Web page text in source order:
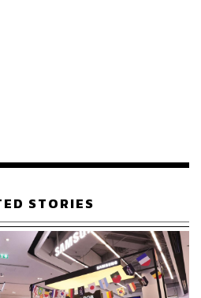
รอบคัดเลือก ในคู่ไทยเจอ
ล้านวิว และคาดว่าในปีนี้ที่มี
น่าจะช่วยกระตุ้นเม็ดเงิน
STORIES